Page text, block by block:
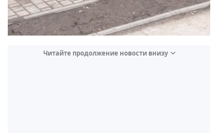
Читайте продолжение новости внизу